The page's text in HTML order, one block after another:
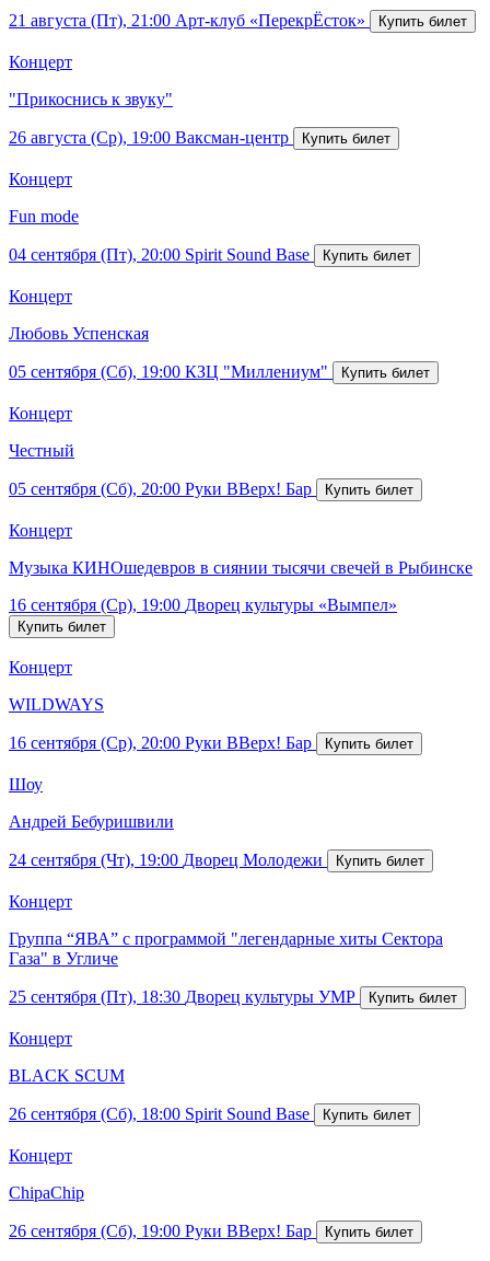
21 августа (Пт), 21:00 Арт-клуб «ПерекрЁсток»
Концерт
"Прикоснись к звуку"
26 августа (Ср), 19:00 Ваксман-центр
Концерт
Fun mode
04 сентября (Пт), 20:00 Spirit Sound Base
Концерт
Любовь Успенская
05 сентября (Сб), 19:00 КЗЦ "Миллениум"
Концерт
Честный
05 сентября (Сб), 20:00 Руки ВВерх! Бар
Концерт
Музыка КИНОшедевров в сиянии тысячи свечей в Рыбинске
16 сентября (Ср), 19:00 Дворец культуры «Вымпел»
Концерт
WILDWAYS
16 сентября (Ср), 20:00 Руки ВВерх! Бар
Шоу
Андрей Бебуришвили
24 сентября (Чт), 19:00 Дворец Молодежи
Концерт
Группа “ЯВА” с программой "легендарные хиты Сектора
Газа" в Угличе
25 сентября (Пт), 18:30 Дворец культуры УМР
Концерт
BLACK SCUM
26 сентября (Сб), 18:00 Spirit Sound Base
Концерт
ChipaChip
26 сентября (Сб), 19:00 Руки ВВерх! Бар